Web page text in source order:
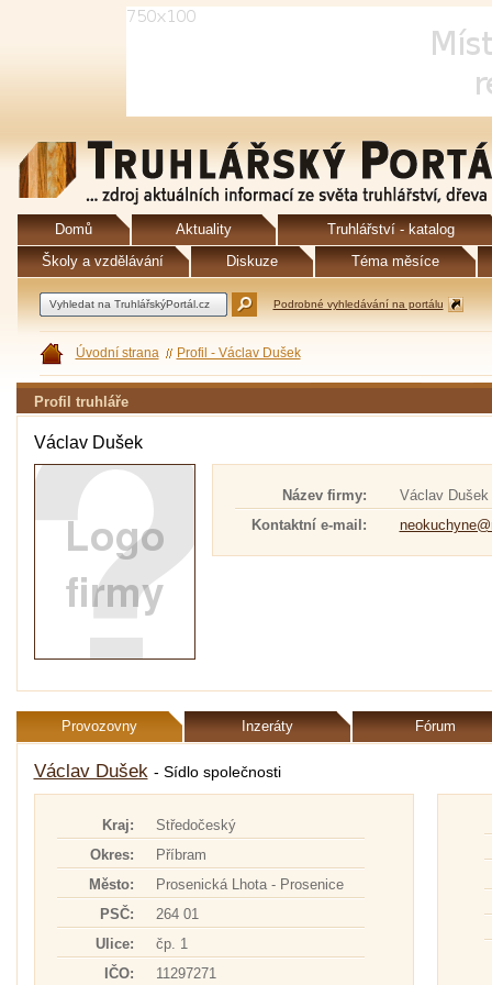
Domů Aktuality
Truhlářství - katalog
Školy a vzdělávání
Diskuze Téma měsíce
Podrobné vyhledávání na portálu
Úvodní strana Profil - Václav Dušek
Profil truhláře
Václav Dušek
Název firmy:
Václav Dušek
Kontaktní e-mail:
Provozovny Inzeráty Fórum
Václav Dušek - Sídlo společnosti
Kraj:
Středočeský
Okres:
Příbram
Město:
Prosenická Lhota - Prosenice
PSČ:
264 01
Ulice:
čp. 1
IČO:
11297271